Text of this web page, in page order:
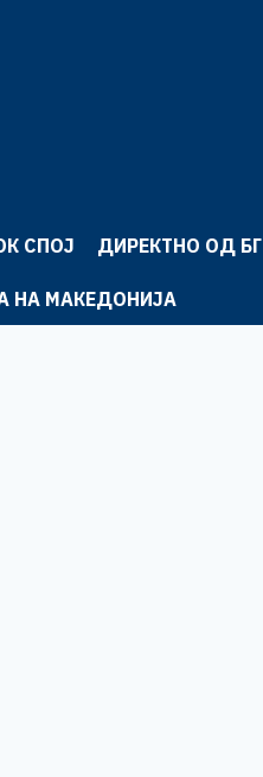
СПОЈ ДИРЕКТНО ОД БГ
НА МАКЕДОНИЈА